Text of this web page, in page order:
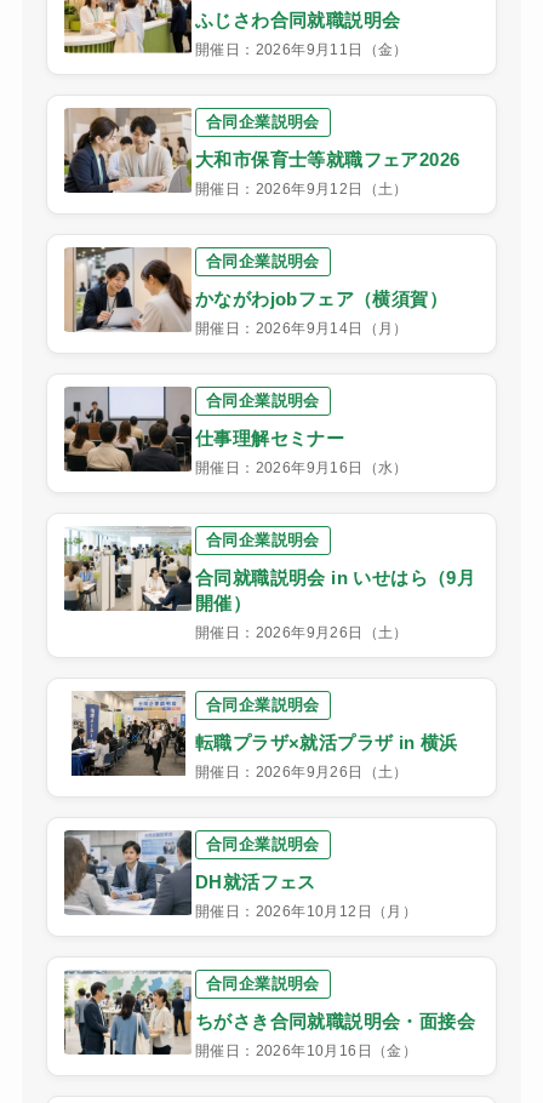
ふじさわ合同就職説明会
開催日：2026年9月11日（金）
合同企業説明会
大和市保育士等就職フェア2026
開催日：2026年9月12日（土）
合同企業説明会
かながわjobフェア（横須賀）
開催日：2026年9月14日（月）
合同企業説明会
仕事理解セミナー
開催日：2026年9月16日（水）
合同企業説明会
合同就職説明会 in いせはら（9月
開催）
開催日：2026年9月26日（土）
合同企業説明会
転職プラザ×就活プラザ in 横浜
開催日：2026年9月26日（土）
合同企業説明会
DH就活フェス
開催日：2026年10月12日（月）
合同企業説明会
ちがさき合同就職説明会・面接会
開催日：2026年10月16日（金）